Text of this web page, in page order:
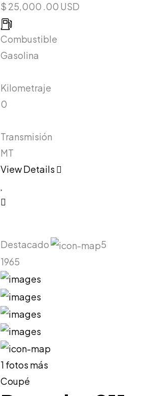
$ 25,000 .00 USD
Combustible
Gasolina
Kilometraje
0
Transmisión
MT
View Details
Destacado
5
1965
1 fotos más
Coupé